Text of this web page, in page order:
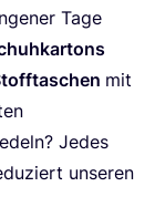
Tage
mit
Jedes
unse­ren